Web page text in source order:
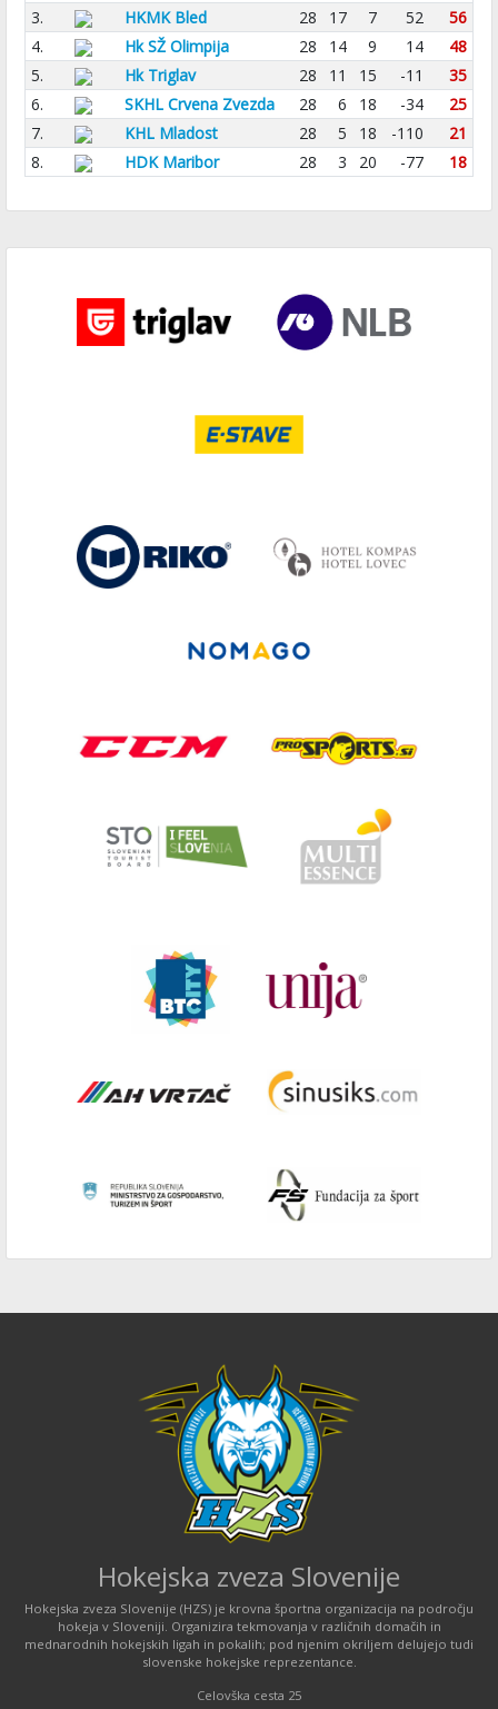
3.
HKMK Bled 28 17 7 52
56
4.
Hk SŽ Olimpija 28 14 9 14
48
5.
Hk Triglav 28 11 15 -11
35
6.
SKHL Crvena Zvezda 28 6 18 -34
25
7.
KHL Mladost 28 5 18 -110
21
8.
HDK Maribor 28 3 20 -77 18
Hokejska zveza Slovenije
Hokejska zveza Slovenije (HZS) je krovna športna organizacija na področju
hokeja v Sloveniji. Organizira tekmovanja v različnih domačih in
mednarodnih hokejskih ligah in pokalih; pod njenim okriljem delujejo tudi
slovenske hokejske reprezentance.
Celovška cesta 25